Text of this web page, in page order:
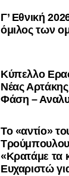
Γ’ Εθνική
όμιλος των
Kύπελλο
Nέας
Φάση –
Το «αντίο»
«Κρατάμε τα
Ευχαριστώ